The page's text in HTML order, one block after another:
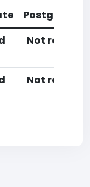
Not
Not